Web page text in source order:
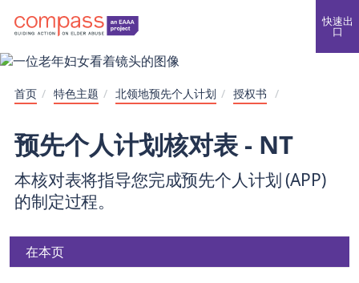
快速出
口
首页 / 特色主题 / 北领地预先个人计划 / 授权书 /
预先个人计划核对表 - NT
本核对表将指导您完成预先个人计划 (APP)
的制定过程。
在本页